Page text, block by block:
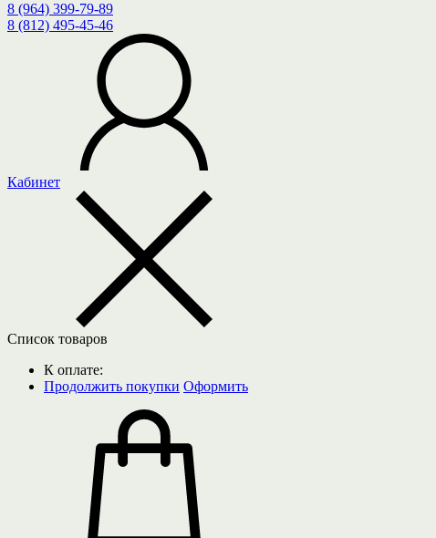
8 (964) 399-79-89
8 (812) 495-45-46
Кабинет
Список товаров
К оплате:
Продолжить покупки Оформить